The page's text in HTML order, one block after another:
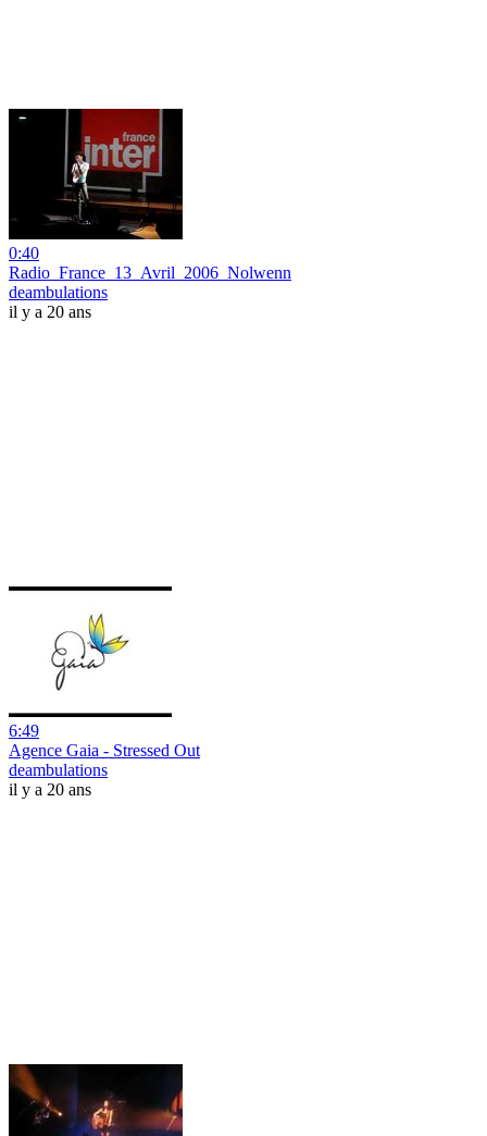
0:40
Radio_France_13_Avril_2006_Nolwenn
deambulations
il y a 20 ans
6:49
Agence Gaia - Stressed Out
deambulations
il y a 20 ans